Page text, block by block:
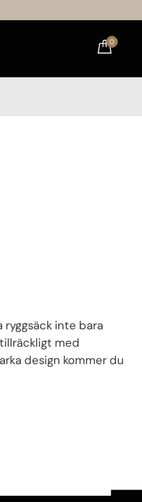
0
ryggsäck inte bara
med
design kommer du